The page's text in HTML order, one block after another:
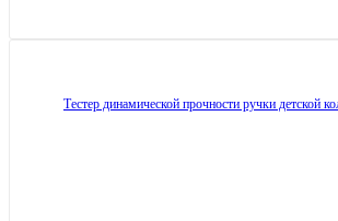
Тестер динамической прочности ручки детской